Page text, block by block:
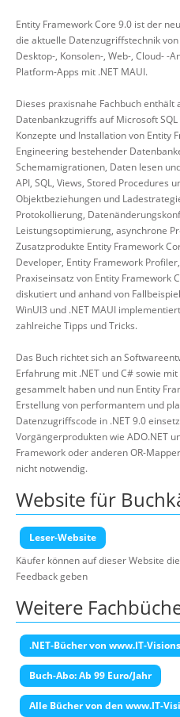
Entity Framework Core 9.0 ist der
die aktuelle Datenzugriffstechnik
Desktop-, Konsolen-, Web-, Cloud- -
Platform-Apps mit .NET MAUI.
Dieses praxisnahe Fachbuch enthält
Datenbankzugriffs auf Microsoft
Konzepte und Installation von Entity
Engineering bestehender
Schemamigrationen, Daten lesen
API, SQL, Views, Stored Procedures
Objektbeziehungen und
Protokollierung,
Leistungsoptimierung, asynchrone
Zusatzprodukte Entity Framework
Developer, Entity Framework
Praxiseinsatz von Entity Framework
diskutiert und anhand von
WinUI3 und .NET MAUI
zahlreiche Tipps und Tricks.
Das Buch richtet sich an
Erfahrung mit .NET und C# sowie
gesammelt haben und nun Entity
Erstellung von performantem und
Datenzugriffscode in .NET 9.0
Vorgängerprodukten wie ADO.NET
Framework oder anderen OR-
nicht notwendig.
Website für
Leser-Website
Käufer können auf dieser Website
Feedback geben
Weitere
.NET-Bücher von www.IT-
Buch-Abo: Ab 99 Euro/Jahr
Alle Bücher von den www.IT-